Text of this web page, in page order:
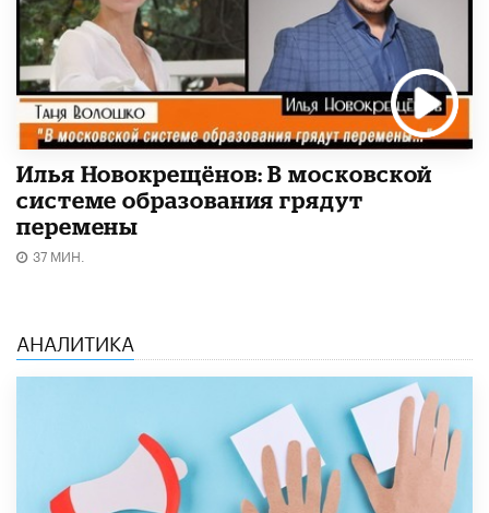
Илья Новокрещёнов: В московской
системе образования грядут
перемены
37 МИН.
АНАЛИТИКА